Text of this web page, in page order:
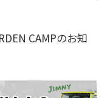
CAMPのお知